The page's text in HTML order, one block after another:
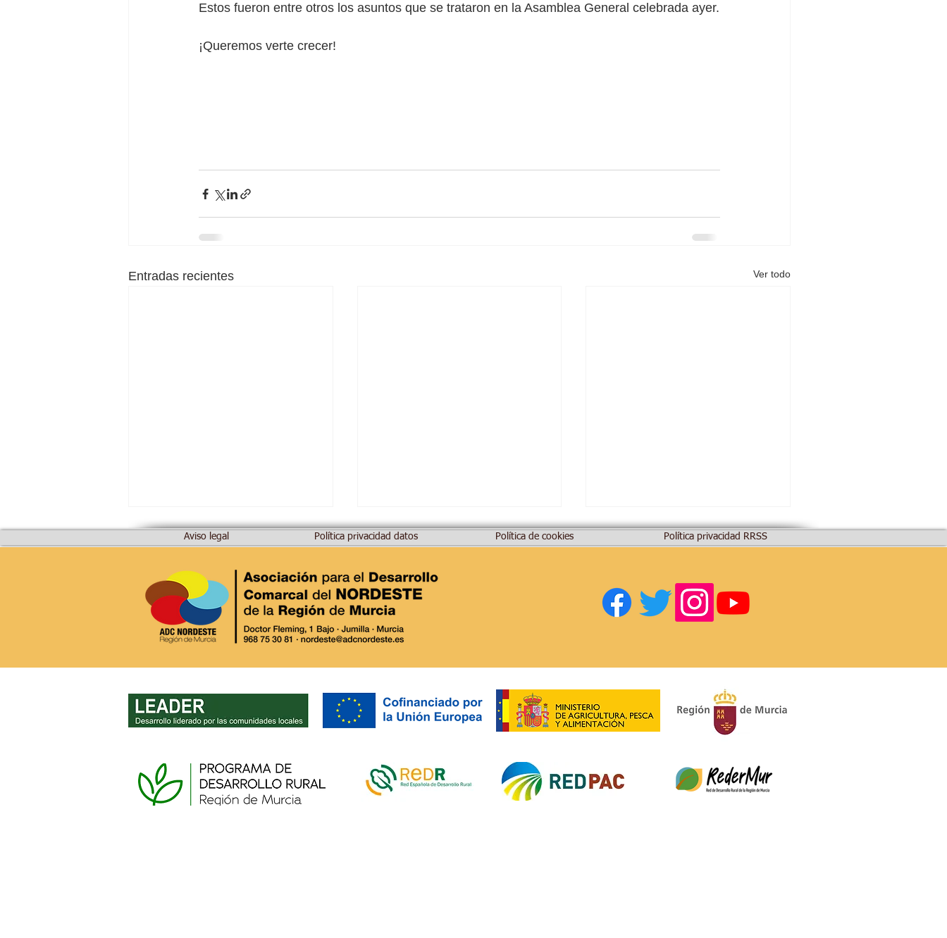
Estos fueron entre otros los asuntos que se trataron en la Asamblea General celebrada ayer.
¡Queremos verte crecer!
Entradas recientes Ver todo
AVISO IMPORTANTE: Cierre
Ayuntamiento de Abanilla:
proyectos productivos y no
Aviso legal Política privacidad datos Política de cookies Política privacidad RRSS